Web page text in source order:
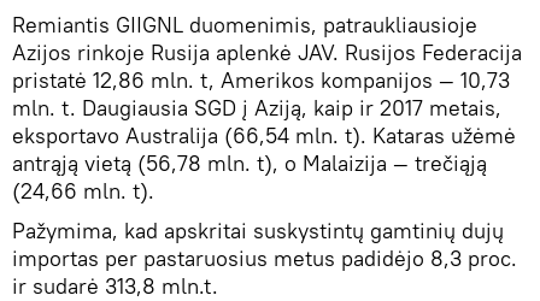
Remiantis GIIGNL duomenimis, patraukliausioje
Azijos rinkoje Rusija aplenkė JAV. Rusijos Federacija
pristatė 12,86 mln. t, Amerikos kompanijos — 10,73
mln. t. Daugiausia SGD į Aziją, kaip ir 2017 metais,
eksportavo Australija (66,54 mln. t). Kataras užėmė
antrąją vietą (56,78 mln. t), o Malaizija — trečiąją
(24,66 mln. t).
Pažymima, kad apskritai suskystintų gamtinių dujų
importas per pastaruosius metus padidėjo 8,3 proc.
ir sudarė 313,8 mln.t.